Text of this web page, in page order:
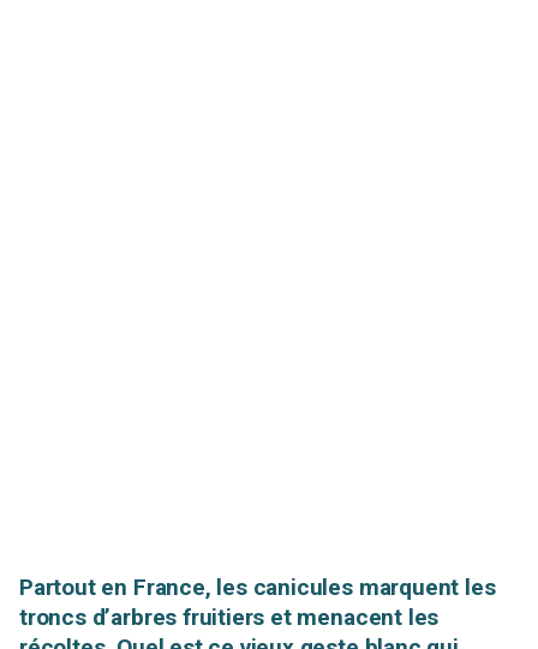
Partout en France, les canicules marquent les
troncs d’arbres fruitiers et menacent les